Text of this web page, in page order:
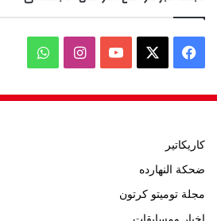
فيسبوك ‫YouTubeانستقرامواتساب
كاريكاتير
ضحكة النهارده
مجلة توميتو كرتون
اخبار ومسابقات